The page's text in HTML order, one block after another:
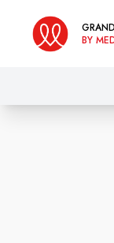
BY